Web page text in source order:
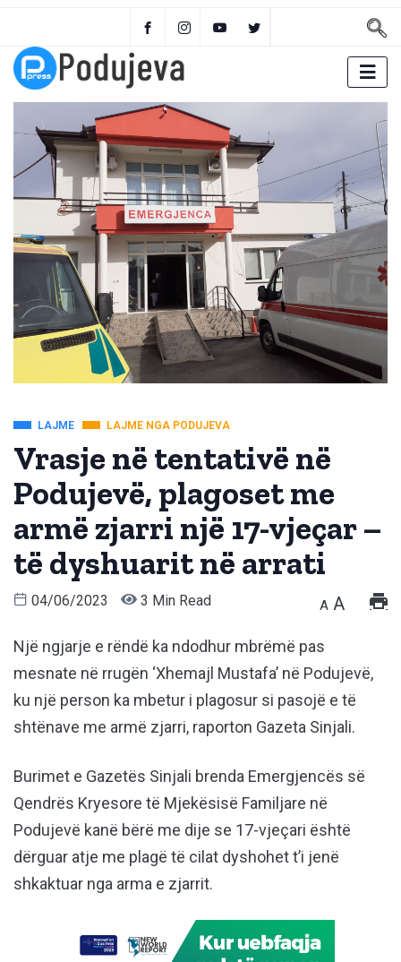
LAJME LAJME NGA PODUJEVA
Vrasje në tentativë në
Podujevë, plagoset me
armë zjarri një 17-vjeçar –
të dyshuarit në arrati
04/06/2023 3 Min Read A A
Një ngjarje e rëndë ka ndodhur mbrëmë pas
mesnate në rrugën ‘Xhemajl Mustafa’ në Podujevë,
ku një person ka mbetur i plagosur si pasojë e të
shtënave me armë zjarri, raporton Gazeta Sinjali.
Burimet e Gazetës Sinjali brenda Emergjencës së
Qendrës Kryesore të Mjekësisë Familjare në
Podujevë kanë bërë me dije se 17-vjeçari është
dërguar atje me plagë të cilat dyshohet t’i jenë
shkaktuar nga arma e zjarrit.